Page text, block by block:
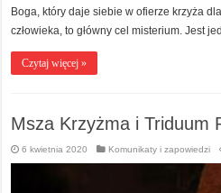
Boga, który daje siebie w ofierze krzyża
człowieka, to główny cel misterium. Jest
Czytaj więcej »
Msza Krzyżma i Triduum
6 kwietnia 2020 Komunikaty i zapowiedzi